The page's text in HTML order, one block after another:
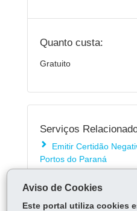
Quanto custa:
Gratuito
Serviços
Emitir Certidão
Portos do Paraná
Aviso de Cookies
Este portal utiliza cookies